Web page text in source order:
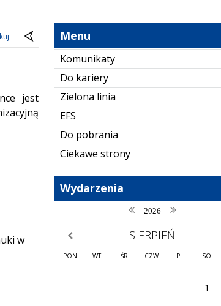
Menu
Komunikaty
Do kariery
Zielona linia
EFS
Do pobrania
Ciekawe strony
Wydarzenia
poprzedni rok
2026 następny rok
poprzedni miesiąc SIERPIEŃ
PON WT ŚR CZW PI SO
1
jest
w